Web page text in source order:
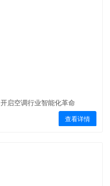
启空调行业智能化革命
查看详情